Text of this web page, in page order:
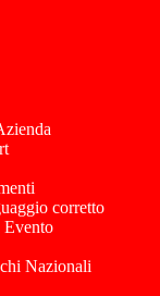
corretto
Evento
Nazionali